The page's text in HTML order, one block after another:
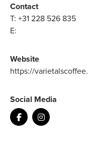
Contact
T: +31 228 526 835
E:
Website
https://
Social Media